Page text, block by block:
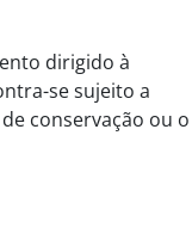
dirigido à
se sujeito a
conservação ou o